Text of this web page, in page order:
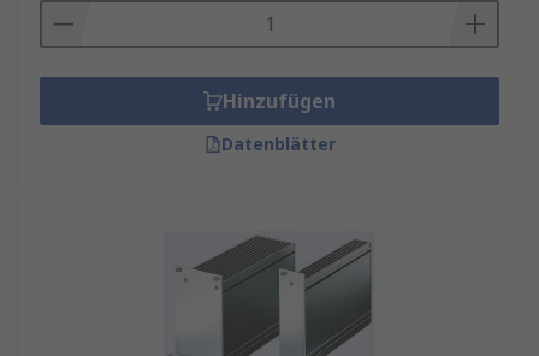
Hinzufügen
Datenblätter